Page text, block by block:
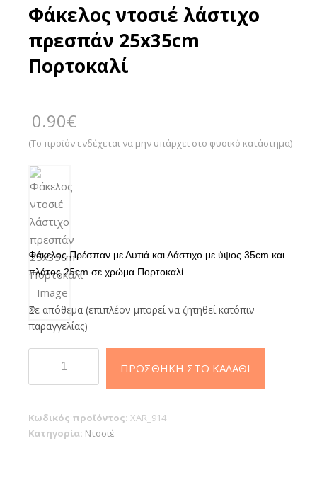
Φάκελος ντοσιέ λάστιχο
πρεσπάν 25x35cm
Πορτοκαλί
0.90€
(Το προϊόν ενδέχεται να μην υπάρχει στο φυσικό κατάστημα)
Φάκελος Πρέσπαν με Αυτιά και Λάστιχο με ύψος 35cm και
πλάτος 25cm σε χρώμα Πορτοκαλί
Σε απόθεμα (επιπλέον μπορεί να ζητηθεί κατόπιν
παραγγελίας)
ντοσιέ
25x35cm
ΠΡΟΣΘΉΚΗ ΣΤΟ ΚΑΛΆΘΙ
Κωδικός προϊόντος: XAR_914
Κατηγορία: Ντοσιέ